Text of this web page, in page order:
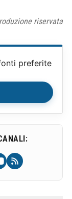
riservata
preferite